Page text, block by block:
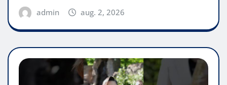
admin aug. 2, 2026